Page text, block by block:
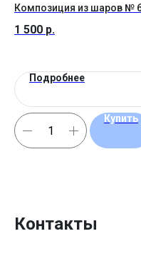
Композиция из шаров №
1 500 р.
Подробнее
Купить
Контакты